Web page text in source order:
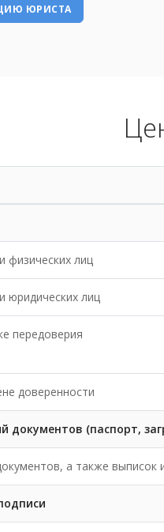
ЮРИСТА
физических лиц
юридических лиц
передоверия
доверенности
документов (паспорт,
а также выписок